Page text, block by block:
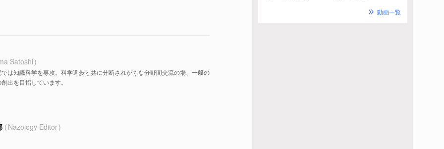
Satoshi
は知識科学を専攻。科学進歩と共に分断されがちな分野間交流の場、一般の
出を目指しています。
Nazology Editor
動画一覧